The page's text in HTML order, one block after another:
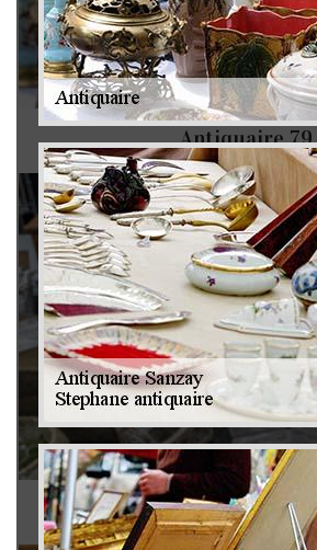
Antiquaire 79
Brocanteur 79